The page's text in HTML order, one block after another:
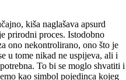
kiša naglašava apsurd
prirodni proces. Istodobno
ono nekontrolirano, ono što je
u tome nikad ne uspijeva, ali i
To bi se moglo shvatiti i
kao simbol pojedinca kojeg